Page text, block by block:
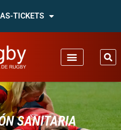
TICKETS
SANITARIA